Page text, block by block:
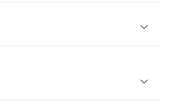
干相違する場合がございます。あらかじめ
よるものを表示しております。